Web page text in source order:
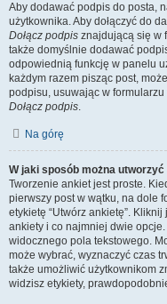
Aby dodawać podpis do posta,
użytkownika. Aby dołączyć do
Dołącz podpis znajdującą się w
także domyślnie dodawać
odpowiednią funkcję w panelu
każdym razem pisząc post,
podpisu, usuwając w
Dołącz podpis.
Na górę
W jaki sposób można
Tworzenie ankiet jest proste.
pierwszy post w wątku, na dole
etykietę “Utwórz ankietę”.
ankiety i co najmniej dwie
widocznego pola tekstowego.
może wybrać, wyznaczyć czas
także umożliwić użytkownikom
widzisz etykiety,